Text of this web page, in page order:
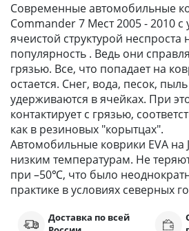
Современные автомобильные
Commander 7 Мест 2005 - 2010 с
ячеистой структурой неспроста
популярность . Ведь они
грязью. Все, что попадает на
остается. Снег, вода, песок,
удерживаются в ячейках. При
контактирует с грязью,
как в резиновых "корытцах".
Автомобильные коврики EVA на
низким температурам. Не
при –50℃, что было
практике в условиях северных
Доставка по всей